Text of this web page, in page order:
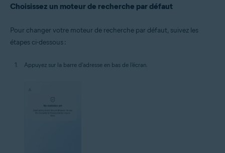
Choisissez un moteur de recherche par défaut
Pour changer votre moteur de recherche par défaut, suivez les
étapes ci-dessous :
Appuyez sur la barre d'adresse en bas de l'écran.